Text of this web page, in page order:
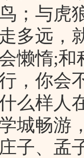
；与虎
多远，
懒惰;
，你会
么样人
城畅游
子、孟